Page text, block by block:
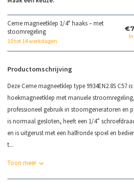
Ceme magneetklep 1/4" haaks – met
stoomregeling
10 tot 14 werkdagen
Productomschrijving
Deze Ceme magneetklep type 9934EN2.8S C57
hoekmagneetklep met manuele
professioneel gebruik in stoomgeneratoren en
is normaal gesloten, heeft een 1/4”
en is uitgerust met een halfronde spoel en
t...
Toon meer